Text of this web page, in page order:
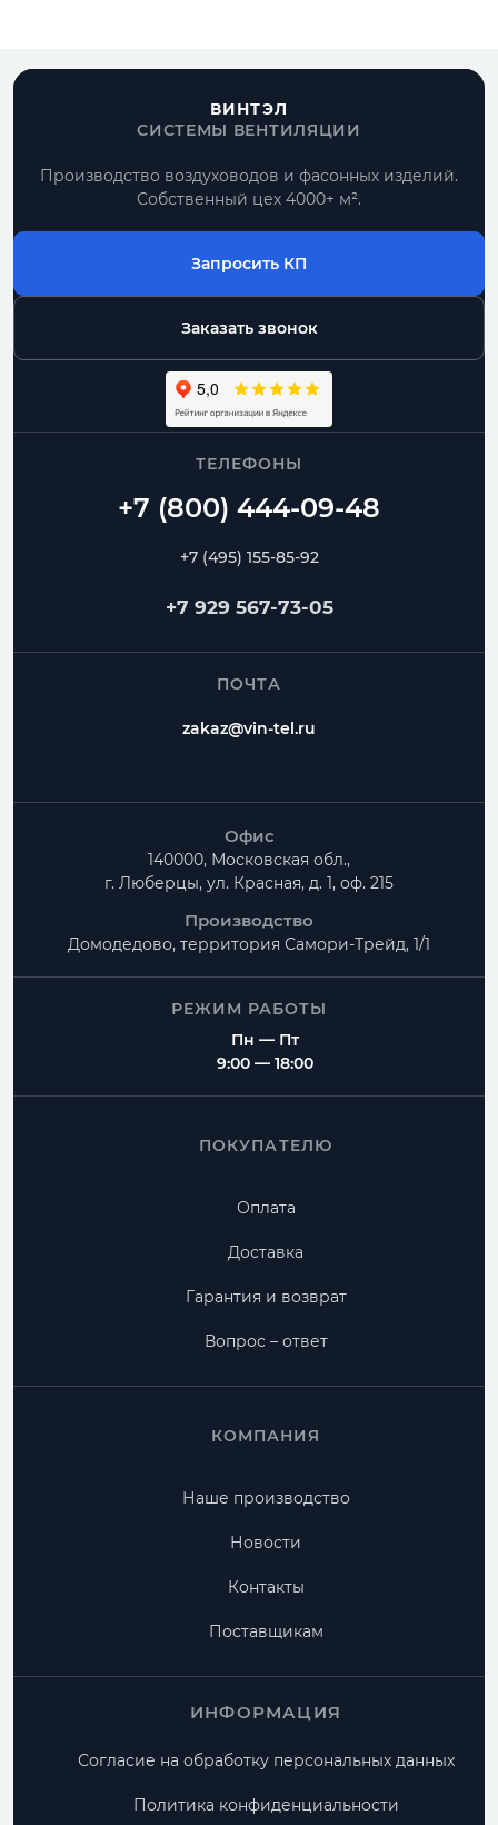
ВИНТЭЛ
СИСТЕМЫ ВЕНТИЛЯЦИИ
Производство воздуховодов и фасонных изделий.
Собственный цех 4000+ м².
Запросить КП
Заказать звонок
ТЕЛЕФОНЫ
+7 (495) 155-85-92
+7 929 567-73-05
ПОЧТА
zakaz@vin-tel.ru
Офис
140000, Московская обл.,
г. Люберцы, ул. Красная, д. 1, оф. 215
Производство
Домодедово, территория Самори-Трейд, 1/1
РЕЖИМ РАБОТЫ
Пн — Пт
9:00 — 18:00
ПОКУПАТЕЛЮ
Оплата
Доставка
Гарантия и возврат
Вопрос – ответ
КОМПАНИЯ
Наше производство
Новости
Контакты
Поставщикам
ИНФОРМАЦИЯ
Согласие на обработку персональных данных
Политика конфиденциальности